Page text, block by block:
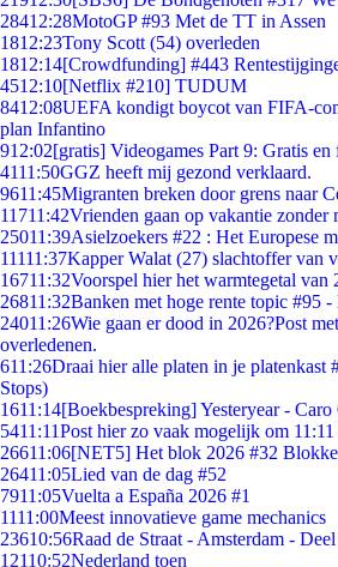
28412:28MotoGP #93 Met de TT in Assen
1812:23Tony Scott (54) overleden
1812:14[Crowdfunding] #443
4512:10[Netflix #210] TUDUM
8412:08UEFA kondigt boycot van FIFA-
plan Infantino
912:02[gratis] Videogames Part 9: Gratis en
4111:50GGZ heeft mij gezond verklaard.
9611:45Migranten breken door grens naar
11711:42Vrienden gaan op vakantie zonder
25011:39Asielzoekers #22 : Het Europese
11111:37Kapper Walat (27) slachtoffer van
16711:32Voorspel hier het warmtegetal van
26811:32Banken met hoge rente topic #95
24011:26Wie gaan er dood in 2026?Post
overledenen.
611:26Draai hier alle platen in je platenkast
Stops)
1611:14[Boekbespreking] Yesteryear -
5411:11Post hier zo vaak mogelijk om 11:11
26611:06[NET5] Het blok 2026 #32
26411:05Lied van de dag #52
7911:05Vuelta a España 2026 #1
1111:00Meest innovatieve game mechanics
23610:56Raad de Straat - Amsterdam -
12110:52Nederland toen